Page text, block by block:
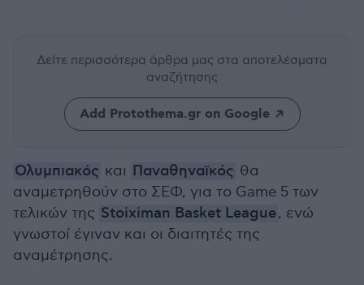
Δείτε περισσότερα άρθρα μας στα αποτελέσματα
αναζήτησης
Add Protothema.gr on Google
Ολυμπιακός και Παναθηναϊκός θα
αναμετρηθούν στο ΣΕΦ, για το Game 5 των
τελικών της Stoiximan Basket League, ενώ
γνωστοί έγιναν και οι διαιτητές της
αναμέτρησης.